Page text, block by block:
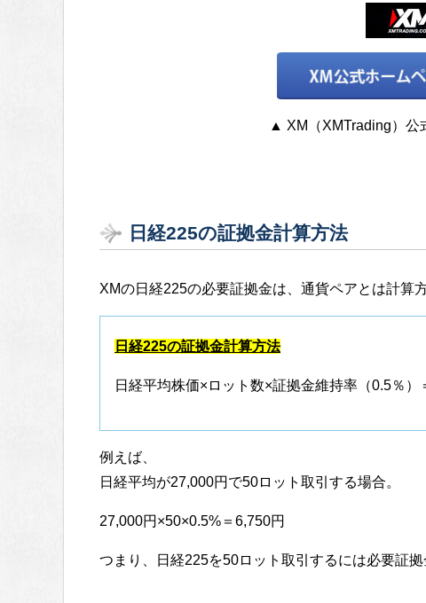
▲ XM（XMTrading）公
日経225の証拠金計算方法
XMの日経225の必要証拠金は、通貨ペアとは計算
日経225の証拠金計算方法
日経平均株価×ロット数×証拠金維持率（0.5％）
例えば、
日経平均が27,000円で50ロット取引する場合。
27,000円×50×0.5%＝6,750円
つまり、日経225を50ロット取引するには必要証